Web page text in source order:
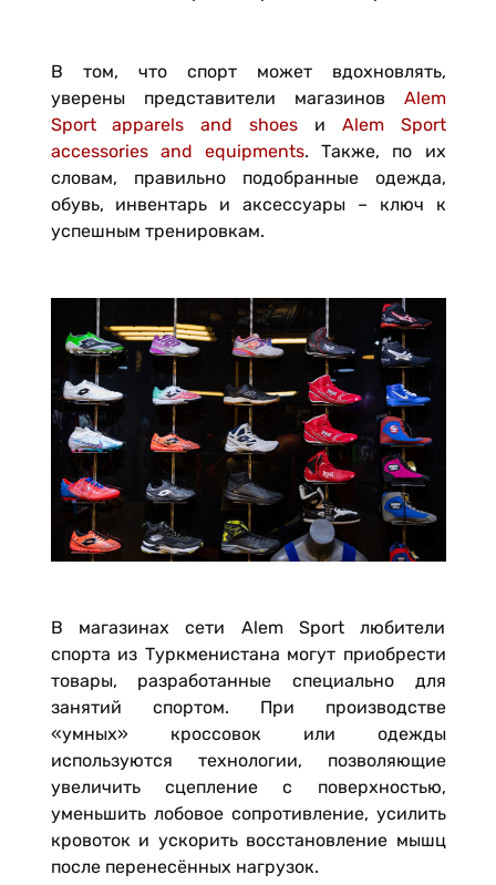
В том, что спорт может вдохновлять,
уверены представители магазинов Alem
Sport apparels and shoes и Alem Sport
accessories and equipments. Также, по их
словам, правильно подобранные одежда,
обувь, инвентарь и аксессуары – ключ к
успешным тренировкам.
В магазинах сети Alem Sport любители
спорта из Туркменистана могут приобрести
товары, разработанные специально для
занятий спортом. При производстве
«умных» кроссовок или одежды
используются технологии, позволяющие
увеличить сцепление с поверхностью,
уменьшить лобовое сопротивление, усилить
кровоток и ускорить восстановление мышц
после перенесённых нагрузок.